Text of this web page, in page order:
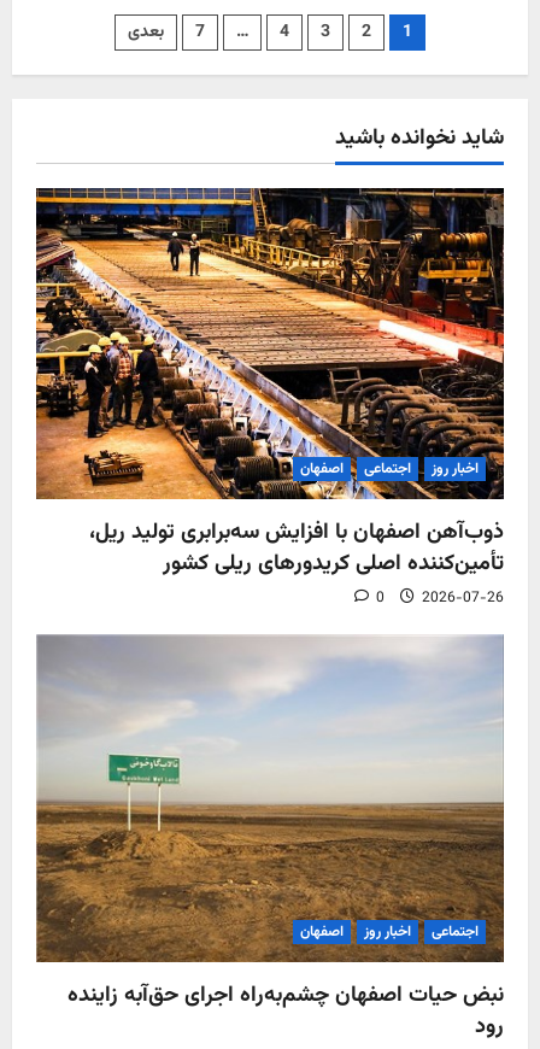
سلیمان؛
بافت
تار
و
انرژی
خورشیدی
در
صنعت
سبز
صفحه‌بندی
نوشته‌ها
1
2
3
4
…
7 بعدی
شاید نخوانده باشید
اخبار روز اجتماعی اصفهان
ذوب‌آهن اصفهان با افزایش سه‌برابری تولید ریل،
تأمین‌کننده اصلی کریدورهای ریلی کشور
2026-07-26
0
اجتماعی اخبار روز اصفهان
نبض حیات اصفهان چشم‌به‌راه اجرای حق‌آبه زاینده
رود